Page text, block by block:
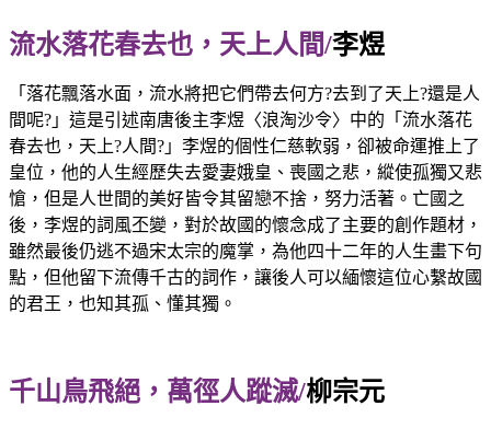
流水落花春去也，天上人間/李煜
「落花飄落水面，流水將把它們帶去何方?去到了天上?還是人
間呢?」這是引述南唐後主李煜〈浪淘沙令〉中的「流水落花
春去也，天上?人間?」李煜的個性仁慈軟弱，卻被命運推上了
皇位，他的人生經歷失去愛妻娥皇、喪國之悲，縱使孤獨又悲
愴，但是人世間的美好皆令其留戀不捨，努力活著。亡國之
後，李煜的詞風丕變，對於故國的懷念成了主要的創作題材，
雖然最後仍逃不過宋太宗的魔掌，為他四十二年的人生畫下句
點，但他留下流傳千古的詞作，讓後人可以緬懷這位心繫故國
的君王，也知其孤、懂其獨。
千山鳥飛絕，萬徑人蹤滅/柳宗元